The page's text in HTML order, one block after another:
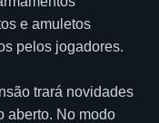
e amuletos
pelos jogadores.
trará novidades
aberto. No modo